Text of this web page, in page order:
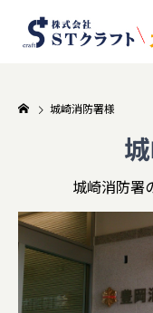
城崎消防署様
城崎消防署